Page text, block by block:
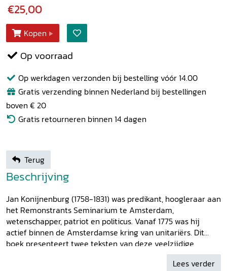
€25,00
Kopen
Op voorraad
Op werkdagen verzonden bij bestelling vóór 14.00
Gratis verzending binnen Nederland bij bestellingen
boven € 20
Gratis retourneren binnen 14 dagen
Terug
Beschrijving
Jan Konijnenburg (1758-1831) was predikant, hoogleraar aan
het Remonstrants Seminarium te Amsterdam,
wetenschapper, patriot en politicus. Vanaf 1775 was hij
actief binnen de Amsterdamse kring van unitariërs. Dit
boek presenteert twee teksten van deze veelzijdige
Proeve eener Verhandeling over den
, uit 1790, is een in Nederland vroeg protest
Lees verder